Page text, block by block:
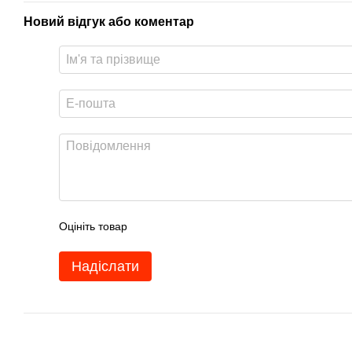
Новий відгук або коментар
Оцініть товар
Надіслати